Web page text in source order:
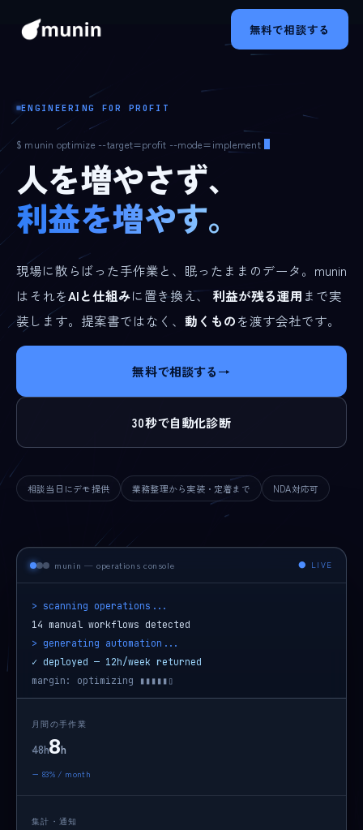
ENGINEERING FOR PROFIT
$ munin optimize --target=profit --mode=implement
人を増やさず、
利益を増やす。
現場に散らばった手作業と、眠ったままのデータ。munin
はそれをAIと仕組みに置き換え、 利益が残る運用 まで実
装します。提案書ではなく、 動くものを渡す会社です。
無料で相談する→
30秒で自動化診断
相談当日にデモ提供 業務整理から実装・定着まで NDA対応可
munin — operations console ● LIVE
> scanning operations...
14 manual workflows detected
> generating automation...
✓ deployed — 12h/week returned
margin: optimizing ▮▮▮▮▮▯
月間の手作業
48h8h
− 83% / month
集計・通知
無料で相談する